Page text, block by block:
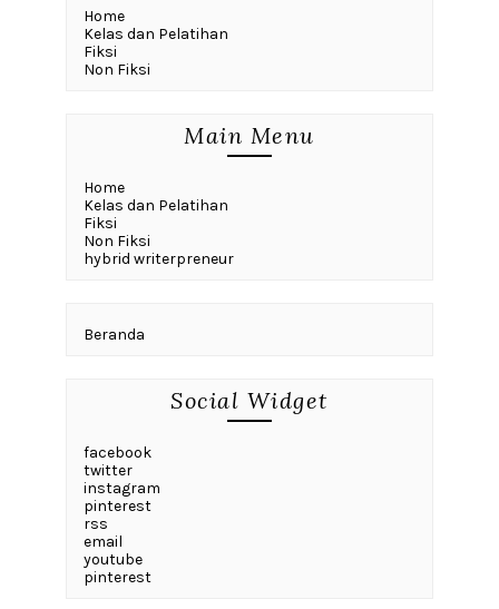
Home
Kelas dan Pelatihan
Fiksi
Non Fiksi
Main Menu
Home
Kelas dan Pelatihan
Fiksi
Non Fiksi
hybrid writerpreneur
Beranda
Social Widget
facebook
twitter
instagram
pinterest
rss
email
youtube
pinterest